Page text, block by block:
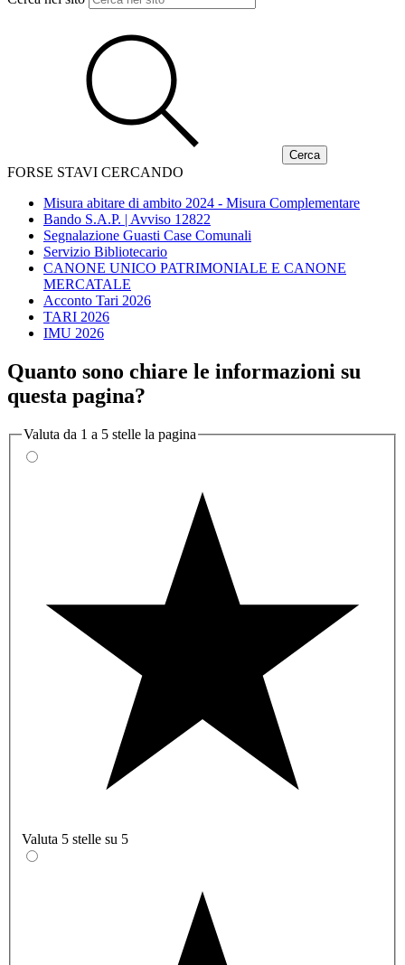
FORSE STAVI CERCANDO
Misura abitare di ambito 2024 - Misura Complementare
Bando S.A.P. | Avviso 12822
Segnalazione Guasti Case Comunali
Servizio Bibliotecario
CANONE UNICO PATRIMONIALE E CANONE
MERCATALE
Acconto Tari 2026
TARI 2026
IMU 2026
Quanto sono chiare le informazioni su
questa pagina?
Valuta da 1 a 5 stelle la pagina
Valuta 5 stelle su 5